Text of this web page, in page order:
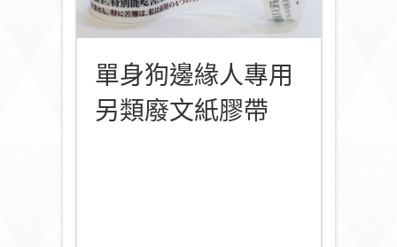
單身狗邊緣人專用
另類廢文紙膠帶